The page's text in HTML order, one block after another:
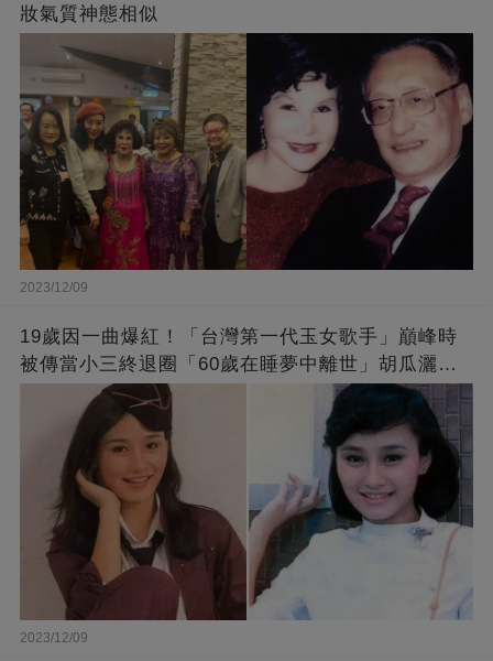
妝氣質神態相似
2023/12/09
19歲因一曲爆紅！「台灣第一代玉女歌手」巔峰時
被傳當小三終退圈「60歲在睡夢中離世」胡瓜灑淚
2023/12/09